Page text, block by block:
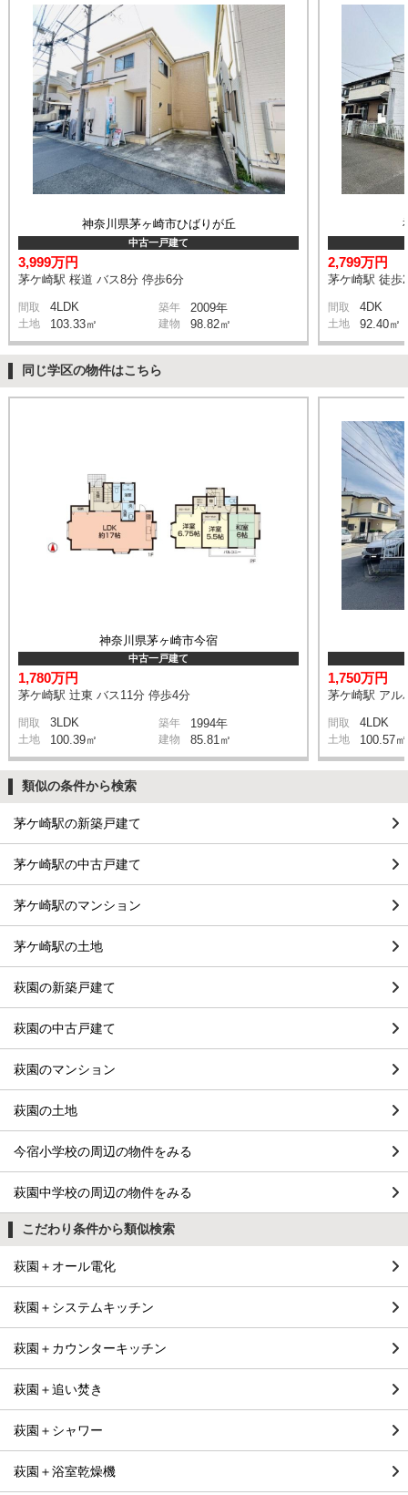
神奈川県茅ヶ崎市ひばりが丘
中古一戸建て
3,999万円
茅ケ崎駅 桜道 バス8分 停歩6分
間取 4LDK 築年 2009年
土地 103.33㎡ 建物 98.82㎡
2,799万円
茅ケ崎駅 徒歩
間取 4DK
土地 92.40㎡
同じ学区の物件はこちら
神奈川県茅ヶ崎市今宿
中古一戸建て
1,780万円
茅ケ崎駅 辻東 バス11分 停歩4分
間取 3LDK 築年 1994年
土地 100.39㎡ 建物 85.81㎡
1,750万円
茅ケ崎駅 アル
間取 4LDK
土地 100.57㎡
類似の条件から検索
茅ケ崎駅の新築戸建て
茅ケ崎駅の中古戸建て
茅ケ崎駅のマンション
茅ケ崎駅の土地
萩園の新築戸建て
萩園の中古戸建て
萩園のマンション
萩園の土地
今宿小学校の周辺の物件をみる
萩園中学校の周辺の物件をみる
こだわり条件から類似検索
萩園＋オール電化
萩園＋システムキッチン
萩園＋カウンターキッチン
萩園＋追い焚き
萩園＋シャワー
萩園＋浴室乾燥機